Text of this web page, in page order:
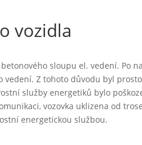
vozidla
sloupu el. vedení. Po
Z tohoto důvodu byl
služby energetiků bylo
vozovka uklizena od
energetickou službou.